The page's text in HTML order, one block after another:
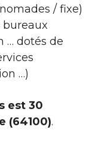
/ fixe)
bureaux
… dotés de
…)
est 30
(64100).